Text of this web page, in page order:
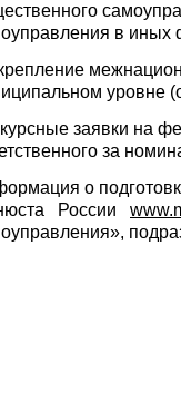
в иных
уровне
заявки на
за
о
России